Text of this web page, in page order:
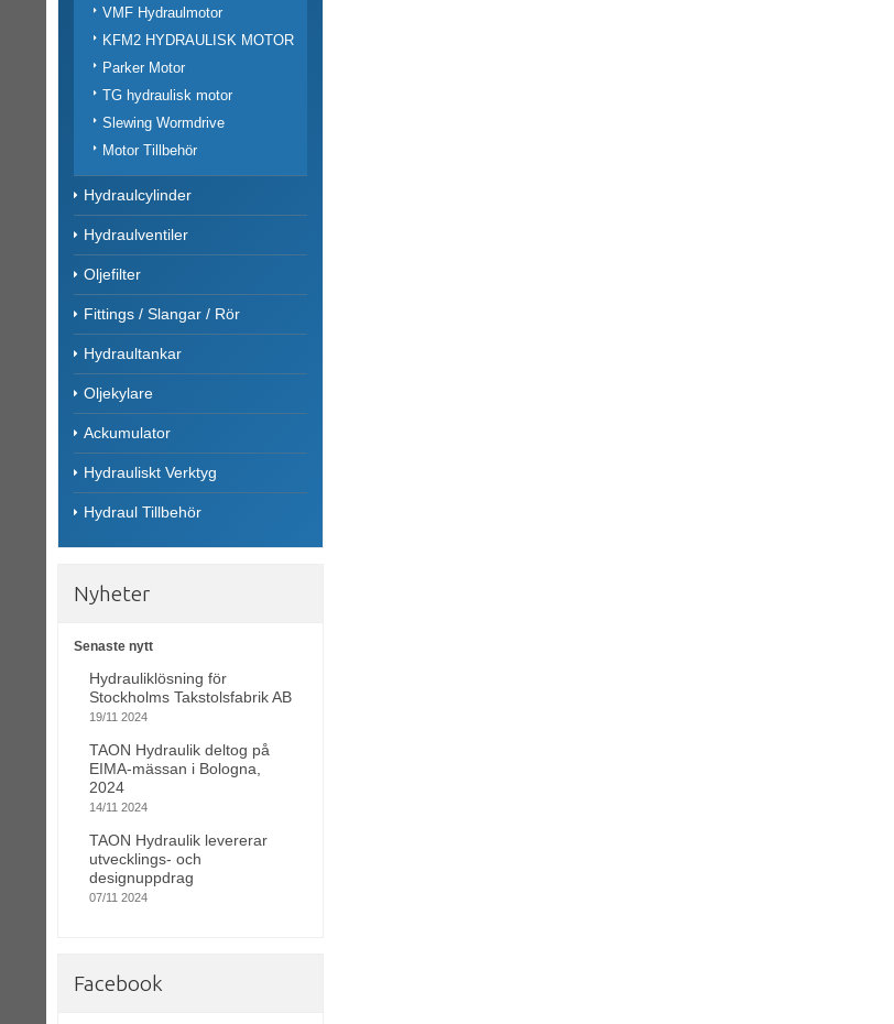
VMF Hydraulmotor
KFM2 HYDRAULISK MOTOR
Parker Motor
TG hydraulisk motor
Slewing Wormdrive
Motor Tillbehör
Hydraulcylinder
Hydraulventiler
Oljefilter
Fittings / Slangar / Rör
Hydraultankar
Oljekylare
Ackumulator
Hydrauliskt Verktyg
Hydraul Tillbehör
Nyheter
Senaste nytt
Hydrauliklösning för
Stockholms Takstolsfabrik AB
19/11 2024
TAON Hydraulik deltog på
EIMA-mässan i Bologna,
2024
14/11 2024
TAON Hydraulik levererar
utvecklings- och
designuppdrag
07/11 2024
Facebook